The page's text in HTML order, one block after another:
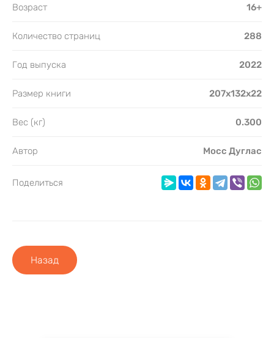
Возраст 16+
Количество страниц 288
Год выпуска 2022
Размер книги 207x132x22
Вес (кг) 0.300
Автор Мосс Дуглас
Поделиться
Назад